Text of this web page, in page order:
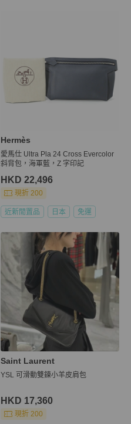
Hermès
愛馬仕 Ultra Pla 24 Cross Evercolor
斜背包，海軍藍，Z 字印記
HKD 22,496
現折 200
近新閒置品 日本 免運
Saint Laurent
YSL 可滑動雙鍊小羊皮肩包
HKD 17,360
現折 200